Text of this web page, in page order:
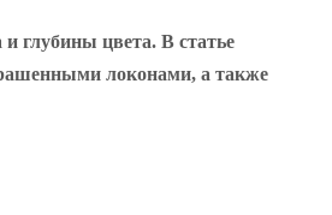
глубины цвета. В статье
локонами, а также